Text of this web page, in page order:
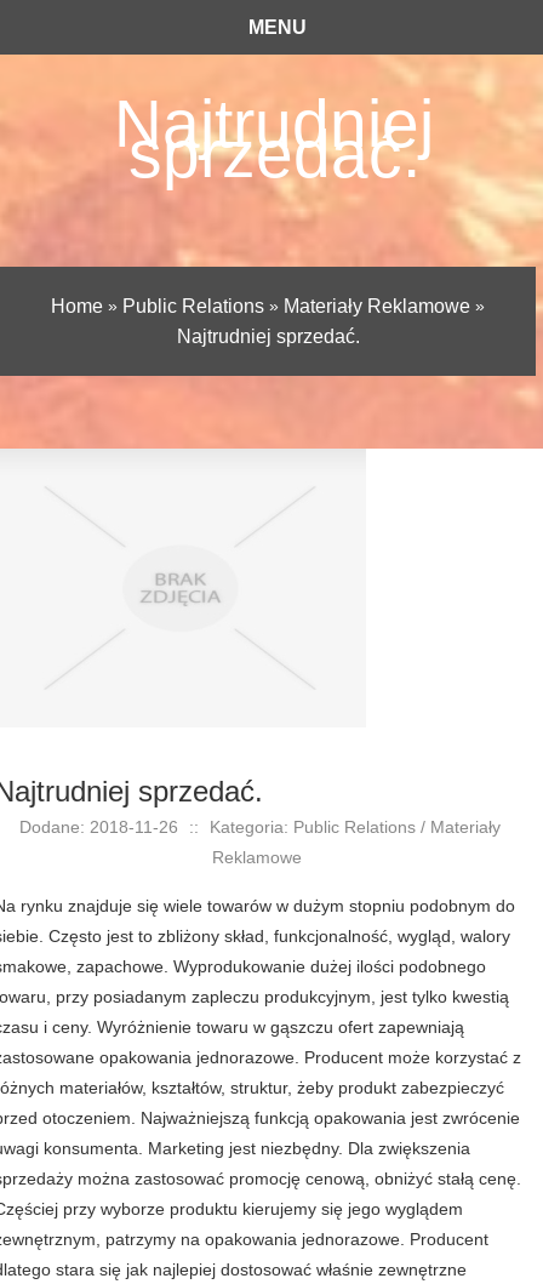
MENU
Najtrudniej
sprzedać.
Home » Public Relations » Materiały Reklamowe »
Najtrudniej sprzedać.
sprzedać.
Dodane: 2018-11-26 ::
Kategoria: Public Relations / Materiały
Reklamowe
rynku znajduje się wiele towarów w dużym stopniu podobnym do
Często jest to zbliżony skład, funkcjonalność, wygląd, walory
zapachowe. Wyprodukowanie dużej ilości podobnego
przy posiadanym zapleczu produkcyjnym, jest tylko kwestią
i ceny. Wyróżnienie towaru w gąszczu ofert zapewniają
opakowania jednorazowe. Producent może korzystać z
materiałów, kształtów, struktur, żeby produkt zabezpieczyć
otoczeniem. Najważniejszą funkcją opakowania jest zwrócenie
konsumenta. Marketing jest niezbędny. Dla zwiększenia
można zastosować promocję cenową, obniżyć stałą cenę.
przy wyborze produktu kierujemy się jego wyglądem
patrzymy na opakowania jednorazowe. Producent
stara się jak najlepiej dostosować właśnie zewnętrzne